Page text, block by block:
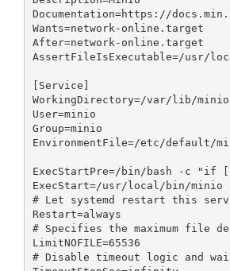
Documentation=https://
Wants=network-online.target
After=network-online.target
AssertFileIsExecutable=/usr/
[Service]
WorkingDirectory=/var/lib/minio
User=minio
Group=minio
EnvironmentFile=/etc/default/
ExecStartPre=/bin/bash -c "if [
ExecStart=/usr/local/bin/minio
# Let systemd restart this
Restart=always
# Specifies the maximum file
LimitNOFILE=65536
# Disable timeout logic and